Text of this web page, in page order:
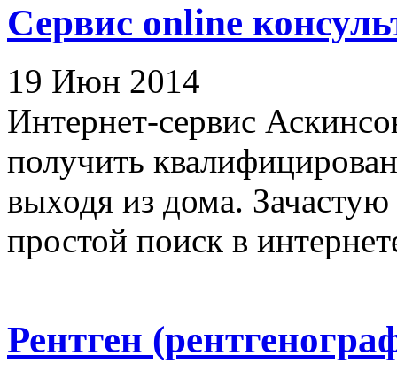
Сервис online
19 Июн 2014
Интернет-сервис
получить
выходя из дома. Зачастую
простой поиск в
Рентген